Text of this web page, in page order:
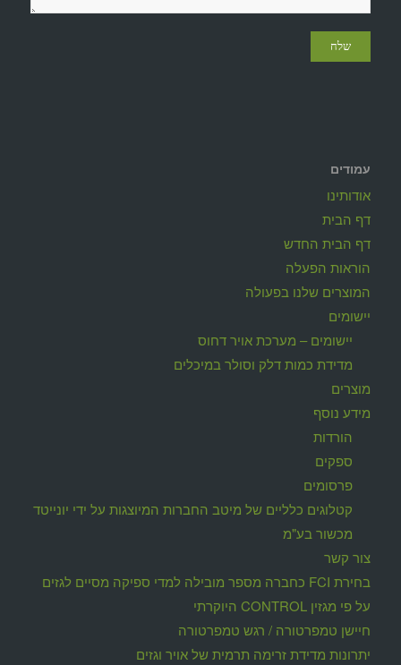
עמודים
אודותינו
דף הבית
דף הבית החדש
הוראות הפעלה
המוצרים שלנו בפעולה
יישומים
יישומים – מערכת אויר דחוס
מדידת כמות דלק וסולר במיכלים
מוצרים
מידע נוסף
הורדות
ספקים
פרסומים
קטלוגים כלליים של מיטב החברות המיוצגות על ידי יונייטד
מכשור בע"מ
צור קשר
בחירת FCI כחברה מספר מובילה למדי ספיקה מסיים לגזים
על פי מגזין CONTROL היוקרתי
חיישן טמפרטורה / רגש טמפרטורה
יתרונות מדידת זרימה תרמית של אויר וגזים